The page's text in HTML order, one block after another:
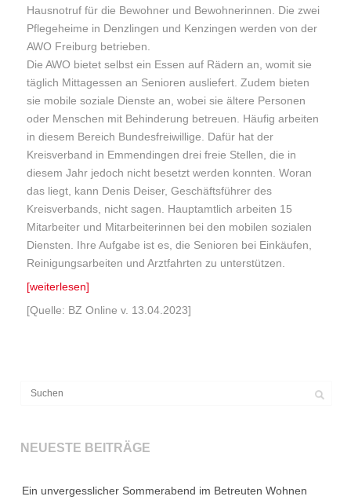
Hausnotruf für die Bewohner und Bewohnerinnen. Die zwei
Pflegeheime in Denzlingen und Kenzingen werden von der
AWO Freiburg betrieben.
Die AWO bietet selbst ein Essen auf Rädern an, womit sie
täglich Mittagessen an Senioren ausliefert. Zudem bieten
sie mobile soziale Dienste an, wobei sie ältere Personen
oder Menschen mit Behinderung betreuen. Häufig arbeiten
in diesem Bereich Bundesfreiwillige. Dafür hat der
Kreisverband in Emmendingen drei freie Stellen, die in
diesem Jahr jedoch nicht besetzt werden konnten. Woran
das liegt, kann Denis Deiser, Geschäftsführer des
Kreisverbands, nicht sagen. Hauptamtlich arbeiten 15
Mitarbeiter und Mitarbeiterinnen bei den mobilen sozialen
Diensten. Ihre Aufgabe ist es, die Senioren bei Einkäufen,
Reinigungsarbeiten und Arztfahrten zu unterstützen.
[weiterlesen]
[Quelle: BZ Online v. 13.04.2023]
NEUESTE BEITRÄGE
Ein unvergesslicher Sommerabend im Betreuten Wohnen